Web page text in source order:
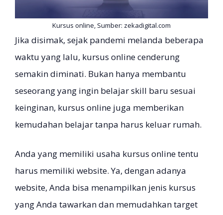
Kursus online, Sumber: zekadigital.com
Jika disimak, sejak pandemi melanda beberapa
waktu yang lalu, kursus online cenderung
semakin diminati. Bukan hanya membantu
seseorang yang ingin belajar skill baru sesuai
keinginan, kursus online juga memberikan
kemudahan belajar tanpa harus keluar rumah.
Anda yang memiliki usaha kursus online tentu
harus memiliki website. Ya, dengan adanya
website, Anda bisa menampilkan jenis kursus
yang Anda tawarkan dan memudahkan target